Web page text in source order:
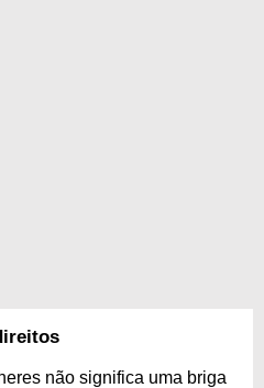
não significa uma briga